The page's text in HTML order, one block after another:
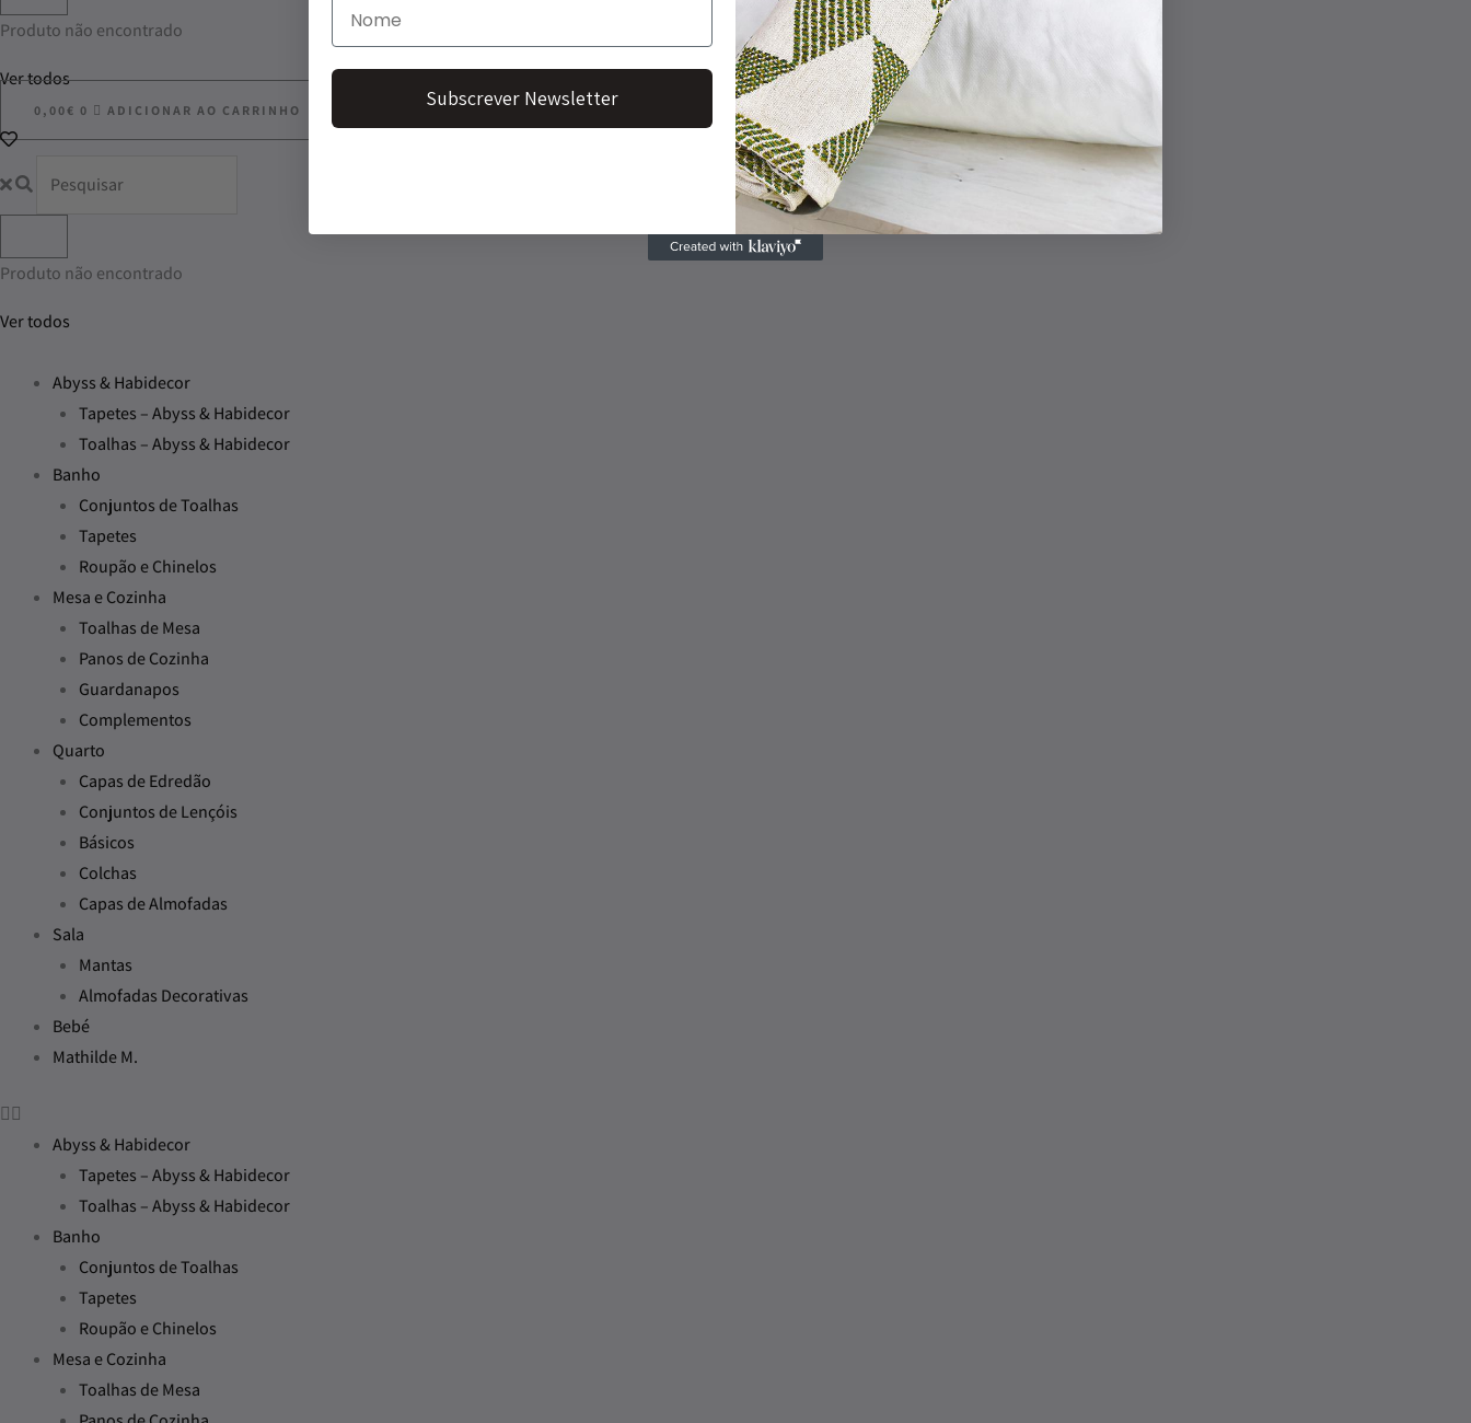
Produto não encontrado
Ver todos
0,00€ 0 ADICIONAR AO CARRINHO
Produto não encontrado
Ver todos
Abyss & Habidecor
Tapetes – Abyss & Habidecor
Toalhas – Abyss & Habidecor
Banho
Conjuntos de Toalhas
Tapetes
Roupão e Chinelos
Mesa e Cozinha
Toalhas de Mesa
Panos de Cozinha
Guardanapos
Complementos
Quarto
Capas de Edredão
Conjuntos de Lençóis
Básicos
Colchas
Capas de Almofadas
Sala
Mantas
Almofadas Decorativas
Bebé
Mathilde M.
Abyss & Habidecor
Tapetes – Abyss & Habidecor
Toalhas – Abyss & Habidecor
Banho
Conjuntos de Toalhas
Tapetes
Roupão e Chinelos
Mesa e Cozinha
Toalhas de Mesa
Subscrever Newsletter